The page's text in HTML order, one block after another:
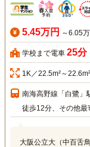
5.45万円 ～6.05
学校まで電車 25分
1K／22.5m²～
南海高野線「白鷺」
徒歩12分、その他最
大阪公立大（中百舌